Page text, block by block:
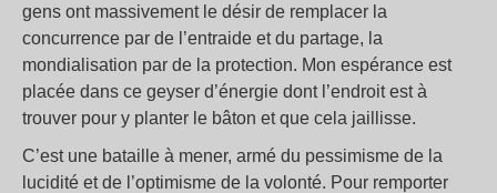
gens ont massivement le désir de remplacer la
concurrence par de l’entraide et du partage, la
mondialisation par de la protection. Mon espérance est
placée dans ce geyser d’énergie dont l’endroit est à
trouver pour y planter le bâton et que cela jaillisse.
C’est une bataille à mener, armé du pessimisme de la
lucidité et de l’optimisme de la volonté. Pour remporter